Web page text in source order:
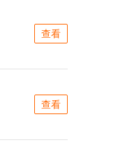
查看
查看